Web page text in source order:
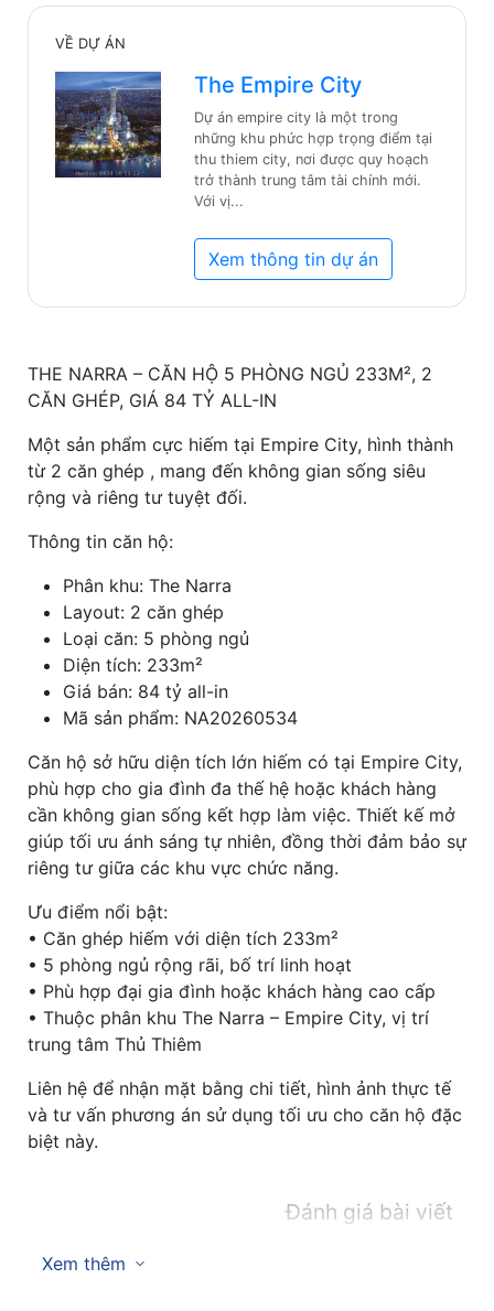
VỀ DỰ ÁN
The Empire City
Dự án empire city là một trong
những khu phức hợp trọng điểm tại
thu thiem city, nơi được quy hoạch
trở thành trung tâm tài chính mới.
Với vị...
Xem thông tin dự án
THE NARRA – CĂN HỘ 5 PHÒNG NGỦ 233M², 2
CĂN GHÉP, GIÁ 84 TỶ ALL-IN
Một sản phẩm cực hiếm tại Empire City, hình thành
từ 2 căn ghép , mang đến không gian sống siêu
rộng và riêng tư tuyệt đối.
Thông tin căn hộ:
Phân khu: The Narra
Layout: 2 căn ghép
Loại căn: 5 phòng ngủ
Diện tích: 233m²
Giá bán: 84 tỷ all-in
Mã sản phẩm: NA20260534
Căn hộ sở hữu diện tích lớn hiếm có tại Empire City,
phù hợp cho gia đình đa thế hệ hoặc khách hàng
cần không gian sống kết hợp làm việc. Thiết kế mở
giúp tối ưu ánh sáng tự nhiên, đồng thời đảm bảo sự
riêng tư giữa các khu vực chức năng.
Ưu điểm nổi bật:
• Căn ghép hiếm với diện tích 233m²
• 5 phòng ngủ rộng rãi, bố trí linh hoạt
• Phù hợp đại gia đình hoặc khách hàng cao cấp
• Thuộc phân khu The Narra – Empire City, vị trí
trung tâm Thủ Thiêm
Liên hệ để nhận mặt bằng chi tiết, hình ảnh thực tế
và tư vấn phương án sử dụng tối ưu cho căn hộ đặc
biệt này.
Đánh giá bài viết
Xem thêm